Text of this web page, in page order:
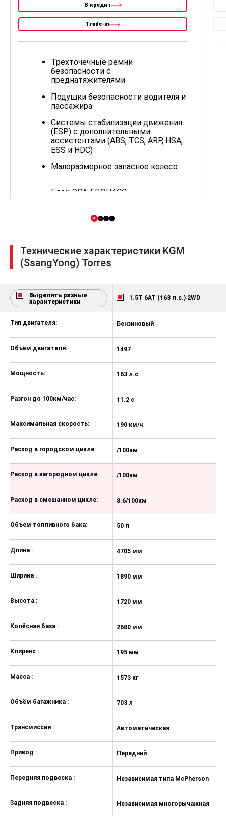
В кредит
Trade-in
Трехточечные ремни
безопасности с
преднатяжителями
Подушки безопасности водителя и
пассажира
Системы стабилизации движения
(ESP) с дополнительными
ассистентами (ABS, TCS, ARP, HSA,
ESS и HDC)
Малоразмерное запасное колесо
Блок ЭРА-ГЛОНАСС
рулевое колесо
Тканевая обивка сидений
регулировкой в 6 направлениях с
подогревом
механической регулировкой в 4
Пластиковые накладки передних и
Мягкая шторка для багажного
Система Start & Stop
Регулировка рулевой колонки по
наклону и вылету
Электрический стояночный
тормоз
Складной ключ с кнопками
открывания/закрывания салона
Цифровая панель приборов с
цветным дисплем 12,3”
дисплеем 12,3"
Круиз-контроль
проекционного типа и дневные
ходовые огни
Светодиодные передние и задние
противотуманные фары
Бампера, ручки дверей, зеркала
окрашенные в цвет кузова
Зеркала заднего вида с
подогревом, электрорегулировкой
и электроприводом складывания
Задний спортивный спойлер с
дополнительным стоп-сигналом
Легкосплавные колёсные диски
Технические характеристики KGM
(SsangYong) Torres
Выделить разные
характеристики
1.5T 6AT (163 л.с.) 2WD
Тип двигателя:
Объём двигателя:
Мощность:
Разгон до 100км/час:
Максимальная скорость:
Расход в городском цикле:
Расход в загородном цикле:
Расход в смешанном цикле:
Объем топливного бака:
Длина :
Ширина :
Высота :
Колёсная база :
Клиренс :
Масса :
Объём багажника :
Трансмиссия :
Привод :
Передняя подвеска :
Задняя подвеска :
Бензиновый
1497
163 л.с
11.2 с
190 км/ч
/100км
/100км
8.6/100км
50 л
4705 мм
1890 мм
1720 мм
2680 мм
195 мм
1573 кг
703 л
Автоматическая
Передний
Независимая типа McPherson
Независимая многорычажная